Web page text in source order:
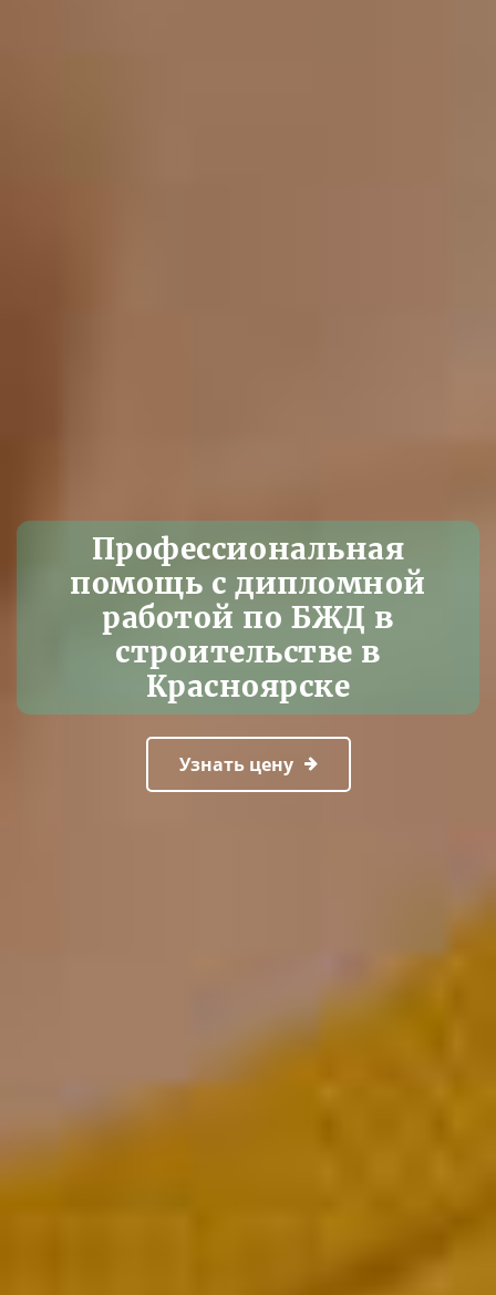
Профессиональная
помощь с дипломной
работой по БЖД в
строительстве в
Красноярске
Узнать цену